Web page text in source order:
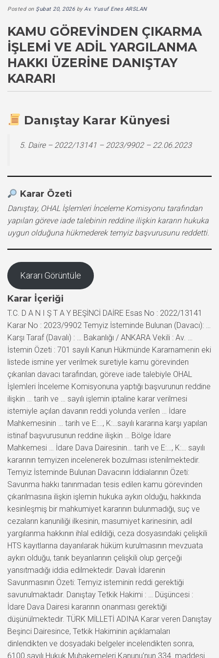
Posted on Şubat 20, 2026byAv. Yusuf Enes ARSLAN
KAMU GÖREVINDEN ÇIKARMA
İŞLEMI VE ADIL YARGILANMA
HAKKI ÜZERINE DANIŞTAY
KARARI
Danıştay Karar Künyesi
5. Daire – 2022/13141 – 2023/9902 – 22.06.2023
Karar Özeti
Danıştay, OHAL İşlemleri İnceleme Komisyonu tarafından
yapılan göreve iade talebinin reddine ilişkin kararın hukuka
uygun olduğuna hükmederek temyiz başvurusunu reddetti.
Kararı Görüntüle
Karar İçeriği
T.C. D A N I Ş T A Y BEŞİNCİ DAİRE Esas No : 2022/13141
Karar No : 2023/9902 Temyiz İsteminde Bulunan (Davacı): …
Karşı Taraf (Davalı) : … Bakanlığı / ANKARA Vekili : Av. …
İstemin Özeti : 701 sayılı Kanun Hükmünde Kararnamenin eki
listede ismine yer verilmek suretiyle kamu görevinden
çıkarılan davacı tarafından, göreve iade talebiyle OHAL
İşlemleri İnceleme Komisyonuna yaptığı başvurunun reddine
ilişkin … tarih ve … sayılı işlemin iptaline karar verilmesi
istemiyle açılan davanın reddi yolunda verilen … İdare
Mahkemesinin … tarih ve E:…, K:…sayılı kararına karşı yapılan
istinaf başvurusunun reddine ilişkin … Bölge İdare
Mahkemesi … İdare Dava Dairesinin… tarih ve E:…, K:… sayılı
kararının temyizen incelenerek bozulması istenilmektedir.
Temyiz İsteminde Bulunan Davacının İddialarının Özeti:
Savunma hakkı tanınmadan tesis edilen kamu görevinden
çıkarılmasına ilişkin işlemin hukuka aykırı olduğu, hakkında
kesinleşmiş bir mahkumiyet kararının bulunmadığı, suç ve
cezaların kanuniliği ilkesinin, masumiyet karinesinin, adil
yargılanma hakkının ihlal edildiği, ceza dosyasındaki çelişkili
HTS kayıtlarına dayanılarak hüküm kurulmasının mevzuata
aykırı olduğu, tanık beyanlarının çelişkili olup gerçeği
yansıtmadığı iddia edilmektedir. Davalı İdarenin
Savunmasının Özeti: Temyiz isteminin reddi gerektiği
savunulmaktadır. Danıştay Tetkik Hakimi : … Düşüncesi :
İdare Dava Dairesi kararının onanması gerektiği
düşünülmektedir. TÜRK MİLLETİ ADINA Karar veren Danıştay
Beşinci Dairesince, Tetkik Hakiminin açıklamaları
dinlendikten ve dosyadaki belgeler incelendikten sonra,
6100 sayılı Hukuk Muhakemeleri Kanunu’nun 334. maddesi